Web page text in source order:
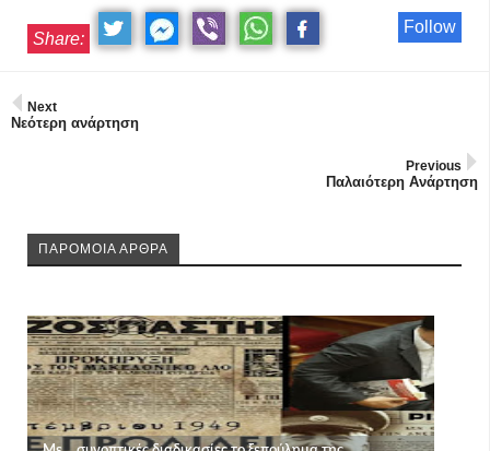
Follow
Share:
Next
Νεότερη ανάρτηση
Previous
Παλαιότερη Ανάρτηση
ΠΑΡΟΜΟΙΑ ΑΡΘΡΑ